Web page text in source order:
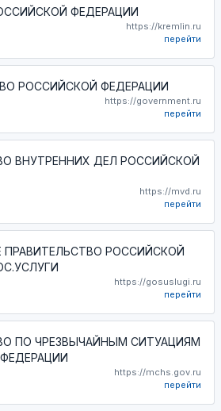
ФЕДЕРАЦИИ
https://kremlin.ru
перейти
РОССИЙСКОЙ ФЕДЕРАЦИИ
https://government.ru
перейти
ВНУТРЕННИХ ДЕЛ РОССИЙСКОЙ
https://mvd.ru
перейти
ПРАВИТЕЛЬСТВО РОССИЙСКОЙ
https://gosuslugi.ru
перейти
ПО ЧРЕЗВЫЧАЙНЫМ СИТУАЦИЯМ
https://mchs.gov.ru
перейти